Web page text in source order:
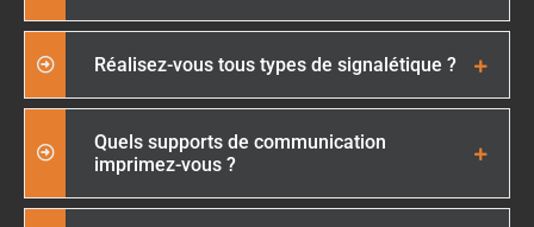
Réalisez-vous tous types de signalétique ?
Quels supports de communication
imprimez-vous ?